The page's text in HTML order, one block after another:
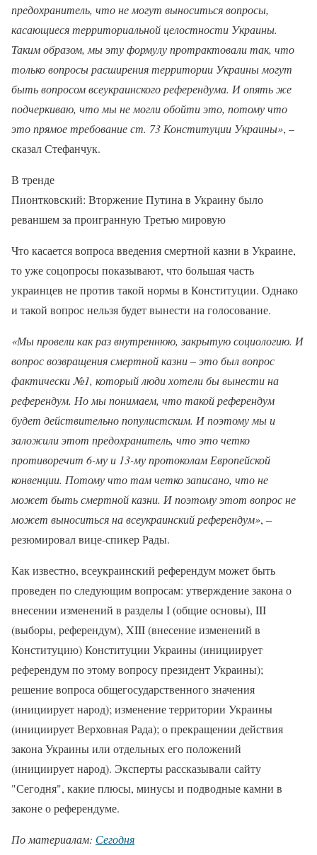
предохранитель, что не могут выноситься вопросы,
касающиеся территориальной целостности Украины.
Таким образом, мы эту формулу протрактовали так, что
только вопросы расширения территории Украины могут
быть вопросом всеукраинского референдума. И опять же
подчеркиваю, что мы не могли обойти это, потому что
это прямое требование ст. 73 Конституции Украины», –
сказал Стефанчук.
В тренде
Пионтковский: Вторжение Путина в Украину было
реваншем за проигранную Третью мировую
Что касается вопроса введения смертной казни в Украине,
то уже соцопросы показывают, что большая часть
украинцев не против такой нормы в Конституции. Однако
и такой вопрос нельзя будет вынести на голосование.
«Мы провели как раз внутреннюю, закрытую социологию. И
вопрос возвращения смертной казни – это был вопрос
фактически №1, который люди хотели бы вынести на
референдум. Но мы понимаем, что такой референдум
будет действительно популистским. И поэтому мы и
заложили этот предохранитель, что это четко
противоречит 6-му и 13-му протоколам Европейской
конвенции. Потому что там четко записано, что не
может быть смертной казни. И поэтому этот вопрос не
может выноситься на всеукраинский референдум», –
резюмировал вице-спикер Рады.
Как известно, всеукраинский референдум может быть
проведен по следующим вопросам: утверждение закона о
внесении изменений в разделы I (общие основы), III
(выборы, референдум), XIII (внесение изменений в
Конституцию) Конституции Украины (инициирует
референдум по этому вопросу президент Украины);
решение вопроса общегосударственного значения
(инициирует народ); изменение территории Украины
(инициирует Верховная Рада); о прекращении действия
закона Украины или отдельных его положений
(инициирует народ). Эксперты рассказывали сайту
"Сегодня", какие плюсы, минусы и подводные камни в
законе о референдуме.
По материалам: Сегодня